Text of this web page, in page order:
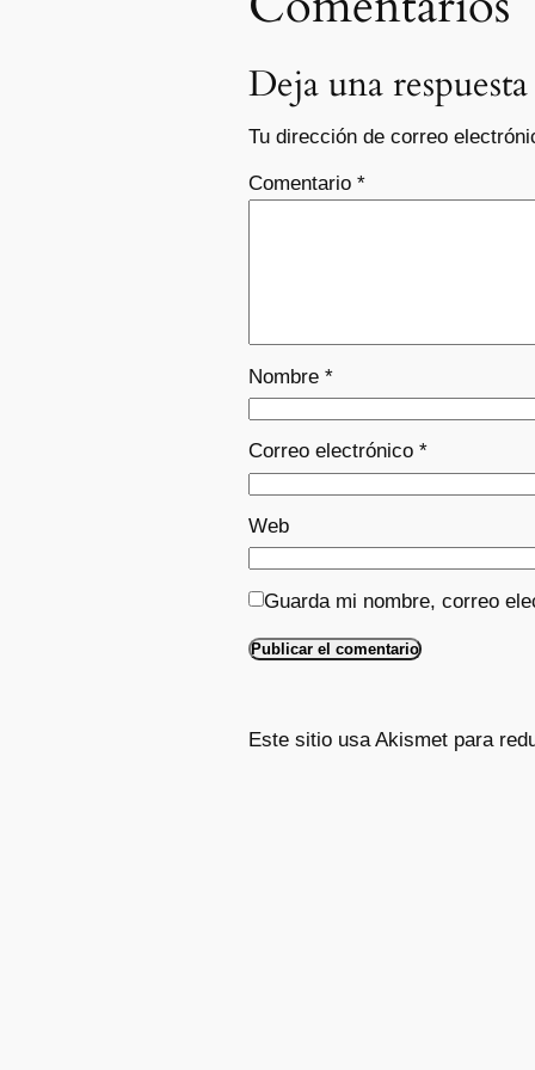
Deja una respuesta
Tu dirección de correo
Comentario *
Nombre *
Correo electrónico *
Web
Guarda mi nombre, correo
Este sitio usa Akismet para